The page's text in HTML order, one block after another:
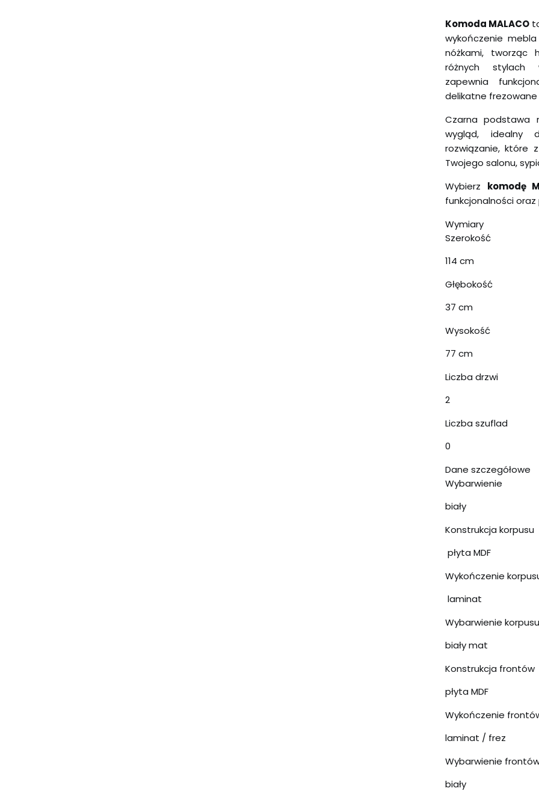
Komoda MALACO
wykończenie
nóżkami, tworząc
różnych stylach
zapewnia
delikatne
Czarna podstawa
wygląd, idealny
rozwiązanie, które
Twojego salonu,
Wybierz komodę
funkcjonalności
Wymiary
Szerokość
114 cm
Głębokość
37 cm
Wysokość
77 cm
Liczba drzwi
2
Liczba szuflad
0
Dane szczegółowe
Wybarwienie
biały
Konstrukcja korpusu
płyta MDF
Wykończenie
laminat
Wybarwienie korpusu
biały mat
Konstrukcja frontów
płyta MDF
Wykończenie
laminat / frez
Wybarwienie
biały